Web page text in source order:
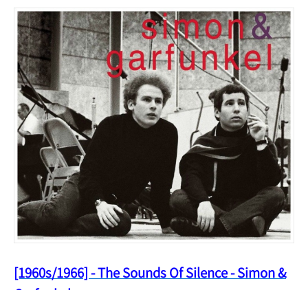
[1960s/1966] - The Sounds Of Silence - Simon &